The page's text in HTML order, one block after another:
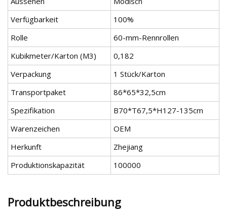
Verfügbarkeit
100%
Rolle
60-mm-Rennrollen
Kubikmeter/Karton (M3)
0,182
Verpackung
1 Stück/Karton
Transportpaket
86*65*32,5cm
Spezifikation
B70*T67,5*H127-135cm
Warenzeichen
OEM
Herkunft
Zhejiang
Produktionskapazität
100000
Produktbeschreibung